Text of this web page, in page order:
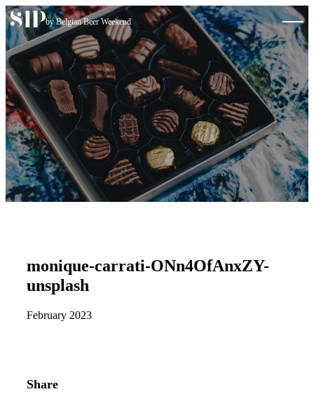
Skip to content
by Belgian Beer Weekend
monique-carrati-ONn4OfAnxZY-
unsplash
February 2023
Share